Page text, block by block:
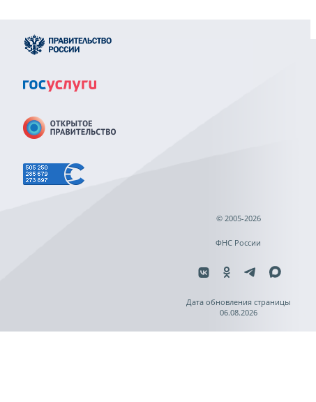
© 2005-2026
ФНС России
Дата обновления страницы
06.08.2026